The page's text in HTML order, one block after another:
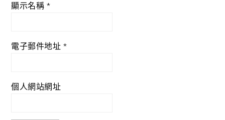
顯示名稱 *
電子郵件地址 *
個人網站網址